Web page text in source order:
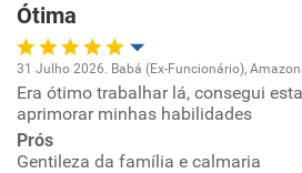
Ótima
Oportunidade de promoção
Ambiente de trabalho
31 Julho 2026. Babá (Ex-Funcionário),
Era ótimo trabalhar lá, consegui
aprimorar minhas habilidades
Prós
Gentileza da família e calmaria